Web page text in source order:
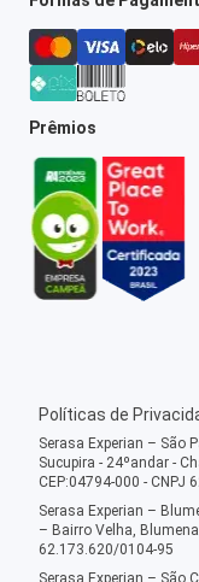
Prêmios
Políticas de
Serasa Experian – São
Sucupira - 24ºandar -
CEP:04794-000 - CNPJ
Serasa Experian –
– Bairro Velha,
62.173.620/0104-95
Serasa Experian – São